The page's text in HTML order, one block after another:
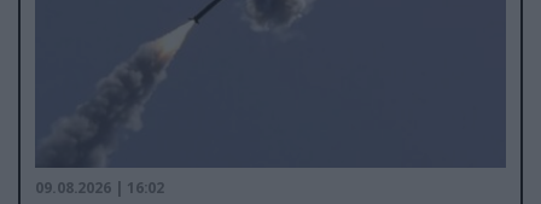
09.08.2026 | 16:02